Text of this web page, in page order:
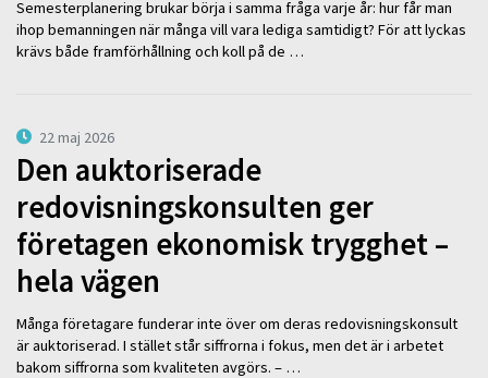
Semesterplanering brukar börja i samma fråga varje år: hur får man
ihop bemanningen när många vill vara lediga samtidigt? För att lyckas
krävs både framförhållning och koll på de …
22 maj 2026
Den auktoriserade
redovisningskonsulten ger
företagen ekonomisk trygghet –
hela vägen
Många företagare funderar inte över om deras redovisningskonsult
är auktoriserad. I stället står siffrorna i fokus, men det är i arbetet
bakom siffrorna som kvaliteten avgörs. – …